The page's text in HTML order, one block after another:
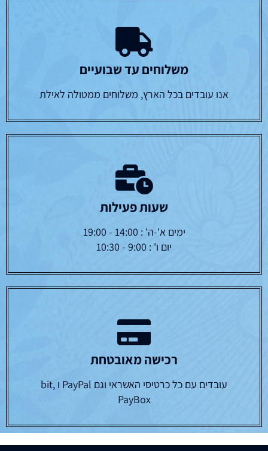
משלוחים עד שבועיים
אנו עובדים בכל הארץ, משלוחים ממטולה לאילת
שעות פעילות
ימים א'-ה' : 14:00 - 19:00
יום ו' : 9:00 - 10:30
רכישה מאובטחת
עובדים עם כל כרטיסי האשראי וגם PayPal ו bit,
PayBox